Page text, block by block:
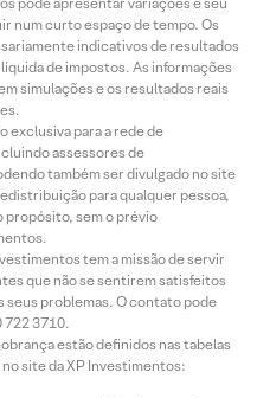
num curto espaço de tempo. Os
indicativos de resultados
de impostos. As informações
simulações e os resultados reais
exclusiva para a rede de
assessores de
também ser divulgado no site
para qualquer pessoa,
propósito, sem o prévio
tem a missão de servir
que não se sentirem satisfeitos
seus problemas. O contato pode
722 3710.
estão definidos nas tabelas
site da XP Investimentos: